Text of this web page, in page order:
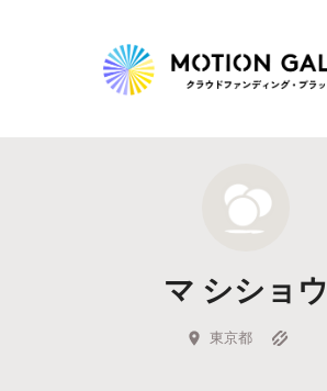
新着プロジェクト
Feature
キュレーターから探す
マ シショウ
東京都